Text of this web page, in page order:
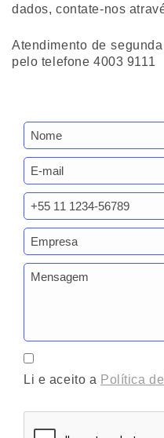
dados, contate-nos
Atendimento de
pelo telefone 4003 9111
Li e aceito a Política